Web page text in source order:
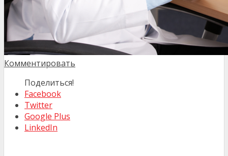
Комментировать
Поделиться!
Facebook
Twitter
Google Plus
LinkedIn